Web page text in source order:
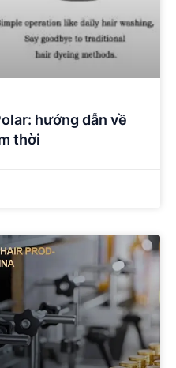
hướng dẫn về
thời